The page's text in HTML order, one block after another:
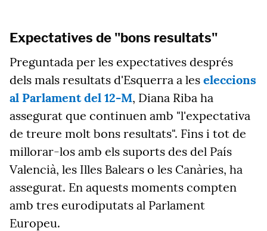
Expectatives de "bons resultats"
Preguntada per les expectatives després
dels mals resultats d'Esquerra a les eleccions
al Parlament del 12-M, Diana Riba ha
assegurat que continuen amb "l'expectativa
de treure molt bons resultats". Fins i tot de
millorar-los amb els suports des del País
Valencià, les Illes Balears o les Canàries, ha
assegurat. En aquests moments compten
amb tres eurodiputats al Parlament
Europeu.